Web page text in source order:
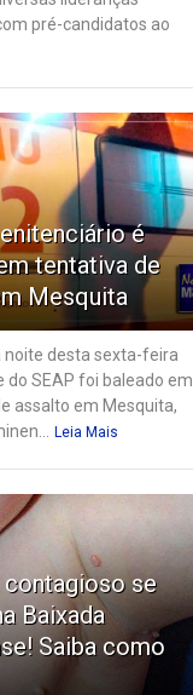
pré-candidatos ao
é
tentativa de
Mesquita
noite desta sexta-feira
do SEAP foi baleado em
assalto em Mesquita,
Leia Mais
se
Baixada
Saiba como